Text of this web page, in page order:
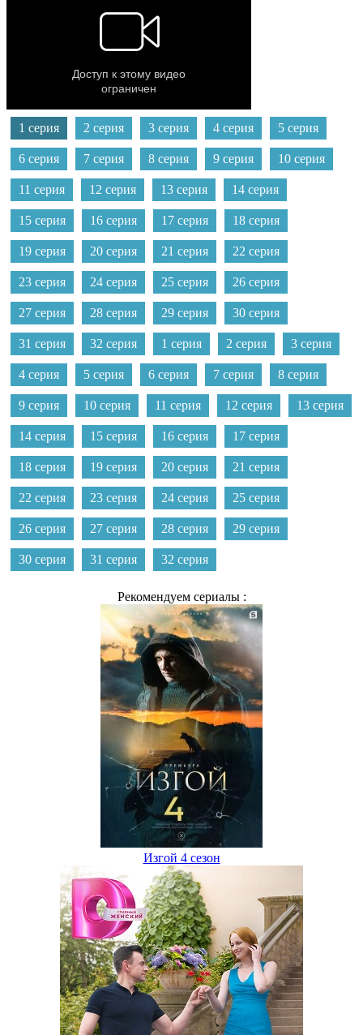
1 серия 2 серия 3 серия 4 серия 5 серия
6 серия 7 серия 8 серия 9 серия 10 серия
11 серия 12 серия 13 серия 14 серия
15 серия 16 серия 17 серия 18 серия
19 серия 20 серия 21 серия 22 серия
23 серия 24 серия 25 серия 26 серия
27 серия 28 серия 29 серия 30 серия
31 серия 32 серия 1 серия 2 серия 3 серия
4 серия 5 серия 6 серия 7 серия 8 серия
9 серия 10 серия 11 серия 12 серия 13 серия
14 серия 15 серия 16 серия 17 серия
18 серия 19 серия 20 серия 21 серия
22 серия 23 серия 24 серия 25 серия
26 серия 27 серия 28 серия 29 серия
30 серия 31 серия 32 серия
Рекомендуем сериалы :
Изгой 4 сезон